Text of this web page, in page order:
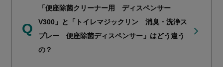
Q
「便座除菌クリーナー用 ディスペンサー
V300」と「トイレマジックリン 消臭・洗浄ス
プレー 便座除菌ディスペンサー」はどう違う
の？